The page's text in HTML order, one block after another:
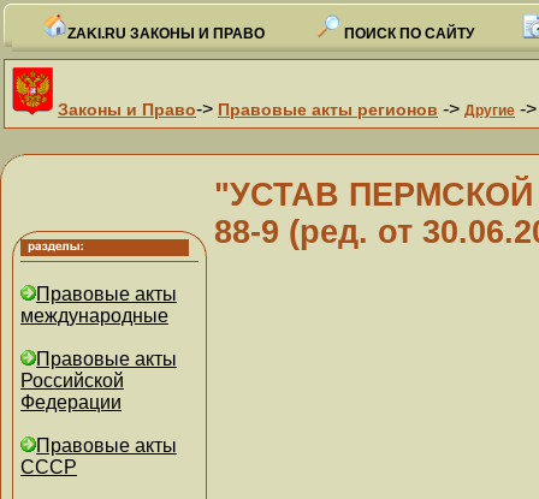
ZAKI.RU ЗАКОНЫ И ПРАВО ПОИСК ПО САЙТУ
Законы и Право-> Правовые акты регионов -> Другие -
Правовые акты
международные
Правовые акты
Российской
Федерации
Правовые акты
СССР
"УСТАВ ПЕРМСКОЙ
88-9 (ред. от